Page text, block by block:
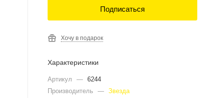
Подписаться
Хочу в подарок
Характеристики
Артикул — 6244
Производитель
— Звезда